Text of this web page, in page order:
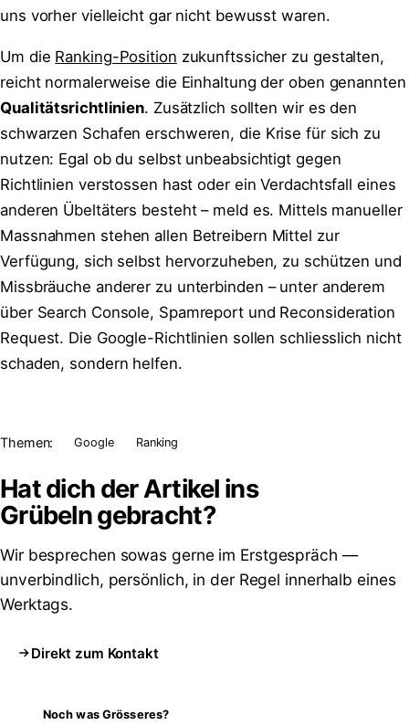
uns vorher vielleicht gar nicht bewusst waren.
Um die Ranking-Position zukunftssicher zu gestalten,
reicht normalerweise die Einhaltung der oben genannten
Qualitätsrichtlinien. Zusätzlich sollten wir es den
schwarzen Schafen erschweren, die Krise für sich zu
nutzen: Egal ob du selbst unbeabsichtigt gegen
Richtlinien verstossen hast oder ein Verdachtsfall eines
anderen Übeltäters besteht – meld es. Mittels manueller
Massnahmen stehen allen Betreibern Mittel zur
Verfügung, sich selbst hervorzuheben, zu schützen und
Missbräuche anderer zu unterbinden – unter anderem
über Search Console, Spamreport und Reconsideration
Request. Die Google-Richtlinien sollen schliesslich nicht
schaden, sondern helfen.
Themen: Google Ranking
Hat dich der Artikel ins
Grübelngebracht?
Wir besprechen sowas gerne im Erstgespräch —
unverbindlich, persönlich, in der Regel innerhalb eines
Werktags.
Direkt zum Kontakt
Noch was Grösseres?